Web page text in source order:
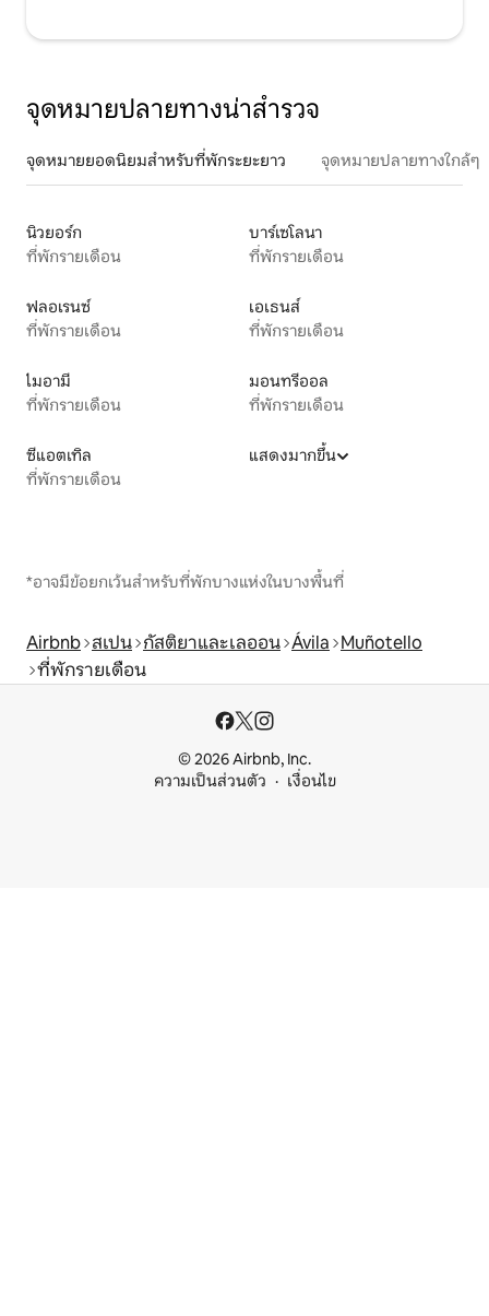
จุดหมายปลายทางน่าสำรวจ
จุดหมายยอดนิยมสำหรับที่พักระยะยาว จุดหมายปลายทางใกล้ๆ
นิวยอร์ก
ที่พักรายเดือน
บาร์เซโลนา
ที่พักรายเดือน
ฟลอเรนซ์
ที่พักรายเดือน
เอเธนส์
ที่พักรายเดือน
ไมอามี
ที่พักรายเดือน
มอนทรีออล
ที่พักรายเดือน
ซีแอตเทิล
ที่พักรายเดือน
แสดงมากขึ้น
*อาจมีข้อยกเว้นสำหรับที่พักบางแห่งในบางพื้นที่
Airbnb สเปน กัสติยาและเลออน Ávila Muñotello
ที่พักรายเดือน
© 2026 Airbnb, Inc.
ความเป็นส่วนตัว
เงื่อนไข